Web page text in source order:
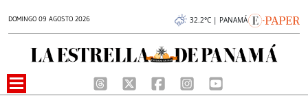
DOMINGO 09 AGOSTO 2026 32.2°C | PANAMÁ